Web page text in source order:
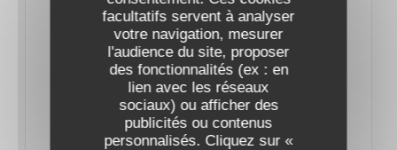
facultatifs servent à analyser
votre navigation, mesurer
l'audience du site, proposer
des fonctionnalités (ex : en
lien avec les réseaux
sociaux) ou afficher des
publicités ou contenus
personnalisés. Cliquez sur «
Le 14 février, tout doit être parfait : qu’on soit
adepte d’ambiance romantique et de lumières
tamisées, ou d’une ambiance plus festive, le dîner
de la Saint-Valentin doit faire chavirer les cœurs.